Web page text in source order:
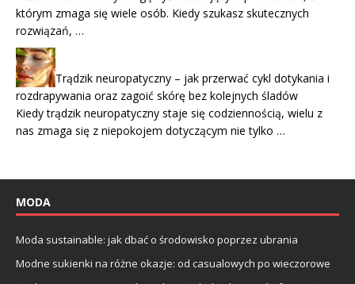
którym zmaga się wiele osób. Kiedy szukasz skutecznych
rozwiązań, …
Trądzik neuropatyczny – jak przerwać cykl dotykania i
rozdrapywania oraz zagoić skórę bez kolejnych śladów
Kiedy trądzik neuropatyczny staje się codziennością, wielu z
nas zmaga się z niepokojem dotyczącym nie tylko …
MODA
Moda sustainable: jak dbać o środowisko poprzez ubrania
Modne sukienki na różne okazje: od casualowych po wieczorowe